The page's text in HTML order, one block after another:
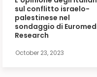
sul conflitto israelo-
palestinese nel
sondaggio di
Research
October 23, 2023